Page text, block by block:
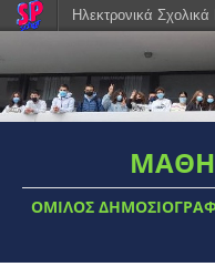
ΟΜΙΛΟΣ
Ηλεκτρονικά